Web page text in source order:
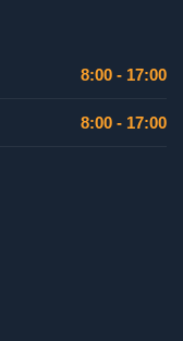
8:00 - 17:00
8:00 - 17:00